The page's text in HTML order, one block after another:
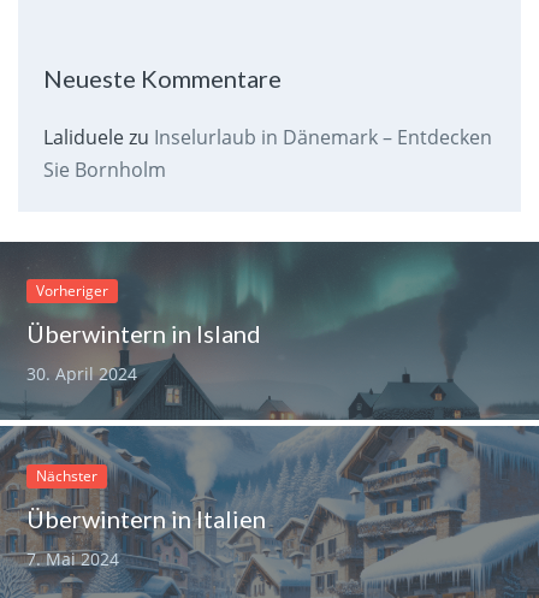
Neueste Kommentare
Laliduelezu Inselurlaub in Dänemark – Entdecken
Sie Bornholm
Vorheriger
Überwintern in Island
30. April 2024
Nächster
Überwintern in Italien
7. Mai 2024